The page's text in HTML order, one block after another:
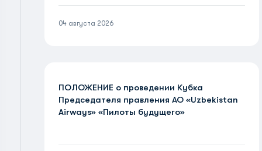
04 августа 2026
ПОЛОЖЕНИЕ о проведении Кубка
Председателя правления АО «Uzbekistan
Airways» «Пилоты будущего»